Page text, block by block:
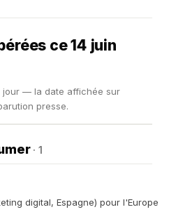
ce 14 juin
jour — la date affichée sur
presse.
· 1
digital, Espagne) pour l'Europe